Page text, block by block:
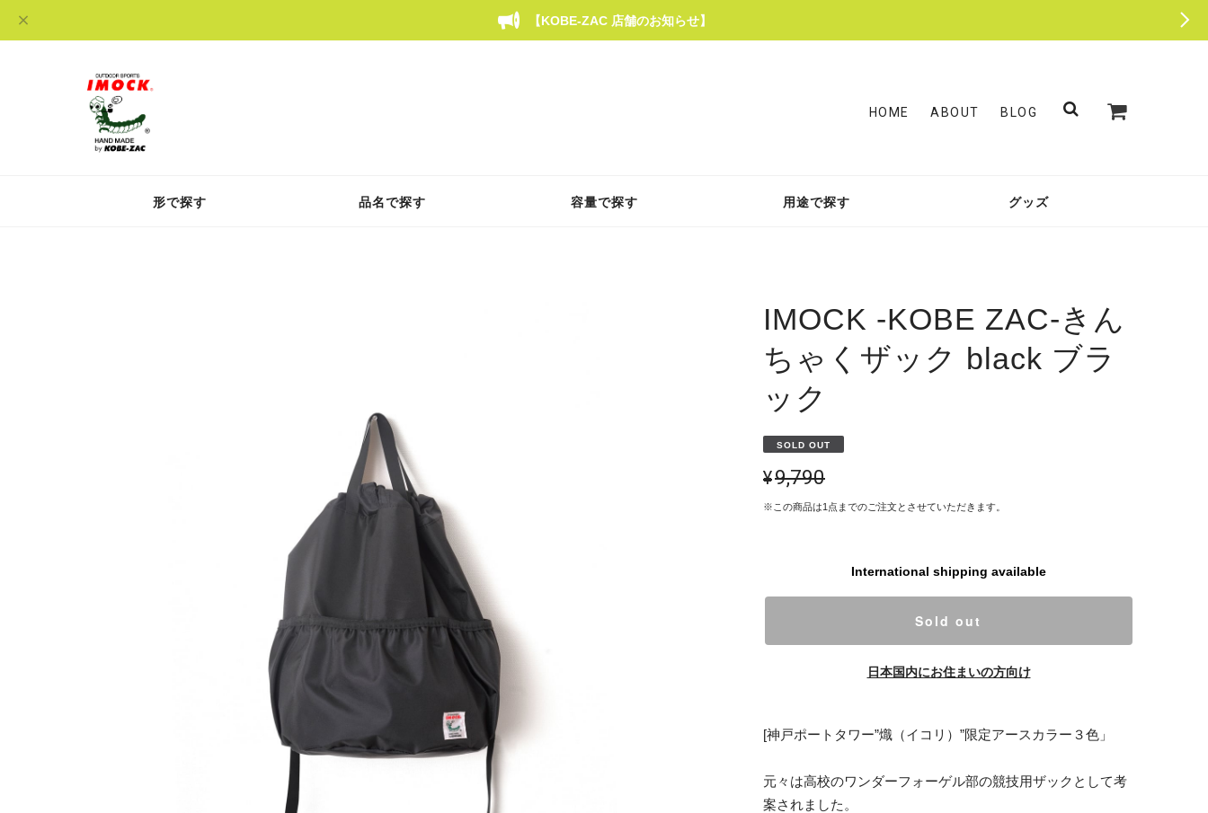
【KOBE-ZAC 店舗のお知らせ】
HOME ABOUT BLOG
形で探す 品名で探す 容量で探す 用途で探す グッズ
IMOCK -KOBE ZAC-きん
ちゃくザック black ブラ
ック
SOLD OUT
¥9,790
※この商品は1点までのご注文とさせていただきます。
International shipping available
Sold out
日本国内にお住まいの方向け
[神戸ポートタワー”熾（イコリ）”限定アースカラー３色」
元々は高校のワンダーフォーゲル部の競技用ザックとして考
案されました。